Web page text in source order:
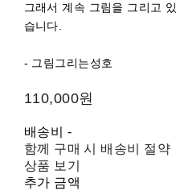
그래서 계속 그림을 그리고 있
습니다.
- 그림그리는성호
110,000원
배송비 -
함께 구매 시 배송비 절약
상품 보기
추가 금액